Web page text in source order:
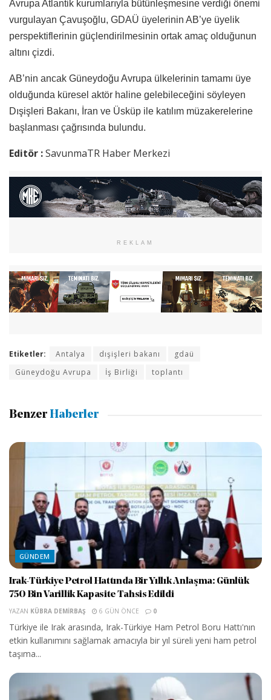
Avrupa Atlantik kurumlarıyla bütünleşmesine verdiği önemi
vurgulayan Çavuşoğlu, GDAÜ üyelerinin AB’ye üyelik
perspektiflerinin güçlendirilmesinin ortak amaç olduğunun
altını çizdi.
AB’nin ancak Güneydoğu Avrupa ülkelerinin tamamı üye
olduğunda küresel aktör haline gelebileceğini söyleyen
Dışişleri Bakanı, İran ve Üsküp ile katılım müzakerelerine
başlanması çağrısında bulundu.
Editör :SavunmaTR Haber Merkezi
REKLAM
Etiketler: Antalya dışişleri bakanı
gdaü
Güneydoğu Avrupa
İş Birliği toplantı
Benzer Haberler
GÜNDEM
Irak-Türkiye Petrol Hattında Bir Yıllık Anlaşma: Günlük
750 Bin Varillik Kapasite Tahsis Edildi
YAZAN KÜBRA DEMIRBAŞ 6 GÜN ÖNCE 0
Türkiye ile Irak arasında, Irak-Türkiye Ham Petrol Boru Hattı'nın
etkin kullanımını sağlamak amacıyla bir yıl süreli yeni ham petrol
taşıma...